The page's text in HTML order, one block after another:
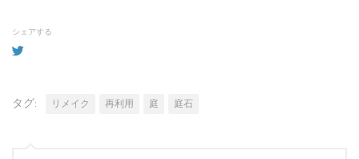
シェアする
タグ: リメイク 再利用 庭 庭石